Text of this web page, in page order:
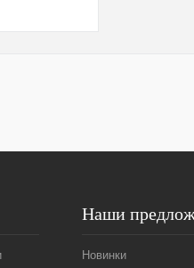
Наши
Новинки